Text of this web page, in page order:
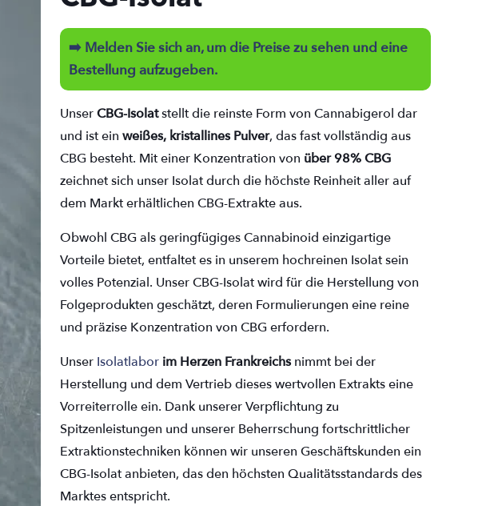
➡️ Melden Sie sich an, um die Preise zu sehen und eine
Bestellung aufzugeben.
UnserCBG-Isolatstellt die reinste Form von Cannabigerol dar
und ist ein weißes, kristallines Pulver, das fast vollständig aus
CBG besteht. Mit einer Konzentration von über 98% CBG
zeichnet sich unser Isolat durch die höchste Reinheit aller auf
dem Markt erhältlichen CBG-Extrakte aus.
Obwohl CBG als geringfügiges Cannabinoid einzigartige
Vorteile bietet, entfaltet es in unserem hochreinen Isolat sein
volles Potenzial. Unser CBG-Isolat wird für die Herstellung von
Folgeprodukten geschätzt, deren Formulierungen eine reine
und präzise Konzentration von CBG erfordern.
Unser Isolatlabor im Herzen Frankreichsnimmt bei der
Herstellung und dem Vertrieb dieses wertvollen Extrakts eine
Vorreiterrolle ein. Dank unserer Verpflichtung zu
Spitzenleistungen und unserer Beherrschung fortschrittlicher
Extraktionstechniken können wir unseren Geschäftskunden ein
CBG-Isolat anbieten, das den höchsten Qualitätsstandards des
Marktes entspricht.